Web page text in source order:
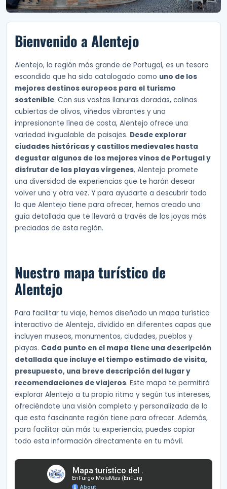
Bienvenido a Alentejo
Alentejo, la región más grande de Portugal, es un tesoro
escondido que ha sido catalogado como uno de los
mejores destinos europeos para el turismo
sostenible. Con sus vastas llanuras doradas, colinas
cubiertas de olivos, viñedos vibrantes y una
impresionante línea de costa, Alentejo ofrece una
variedad inigualable de paisajes. Desde explorar
ciudades históricas y castillos medievales hasta
degustar algunos de los mejores vinos de Portugal y
disfrutar de las playas vírgenes, Alentejo promete
una diversidad de experiencias que te harán desear
volver una y otra vez. Y para ayudarte a descubrir todo
lo que Alentejo tiene para ofrecer, hemos creado una
guía detallada que te llevará a través de las joyas más
preciadas de esta región.
Nuestro mapa turístico de
Alentejo
Para facilitar tu viaje, hemos diseñado un mapa turístico
interactivo de Alentejo, dividido en diferentes capas que
incluyen museos, monumentos, ciudades, pueblos y
playas. Cada punto en el mapa tiene una descripción
detallada que incluye el tiempo estimado de visita,
presupuesto, una breve descripción del lugar y
recomendaciones de viajeros. Este mapa te permitirá
explorar Alentejo a tu propio ritmo y según tus intereses,
ofreciéndote una visión completa y personalizada de lo
que esta fascinante región tiene para ofrecer. Además,
para facilitar aún más tu experiencia, puedes copiar
todo esta información directamente en tu móvil.